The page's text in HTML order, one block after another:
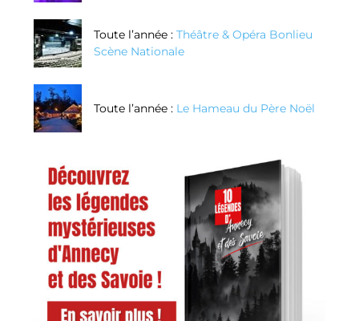
Toute l’année : Théâtre & Opéra Bonlieu
Scène Nationale
Toute l’année : Le Hameau du Père Noël